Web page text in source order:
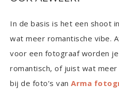
In de basis is het een shoot
wat meer romantische vibe.
voor een fotograaf worden
romantisch, of juist wat
bij de foto’s van Arma